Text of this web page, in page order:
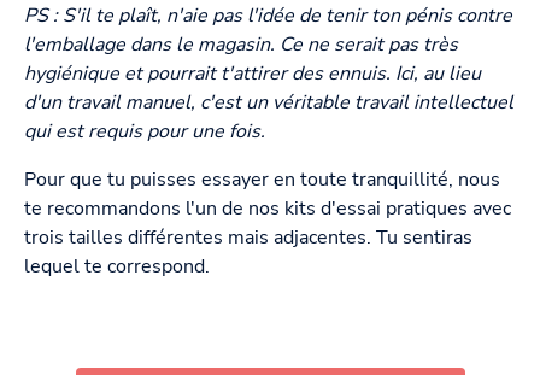
PS : S'il te plaît, n'aie pas l'idée de tenir ton pénis contre
l'emballage dans le magasin. Ce ne serait pas très
hygiénique et pourrait t'attirer des ennuis. Ici, au lieu
d'un travail manuel, c'est un véritable travail intellectuel
qui est requis pour une fois.
Pour que tu puisses essayer en toute tranquillité, nous
te recommandons l'un de nos kits d'essai pratiques avec
trois tailles différentes mais adjacentes. Tu sentiras
lequel te correspond.